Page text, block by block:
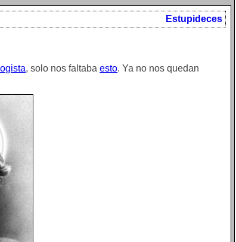
Estupideces
, solo nos faltabaesto. Ya no nos quedan